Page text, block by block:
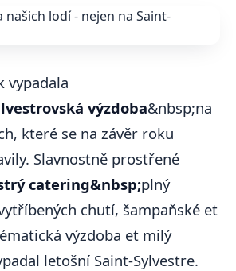
vypadala
výzdoba&nbsp;na
které se na závěr roku
Slavnostně prostřené
catering&nbsp;plný
chutí, šampaňské et
výzdoba et milý
letošní Saint-Sylvestre.